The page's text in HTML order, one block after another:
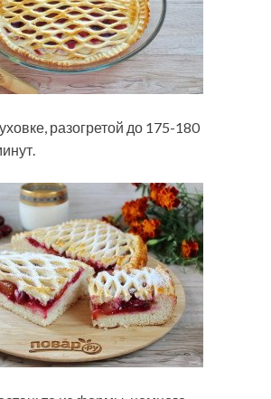
разогретой до 175-180